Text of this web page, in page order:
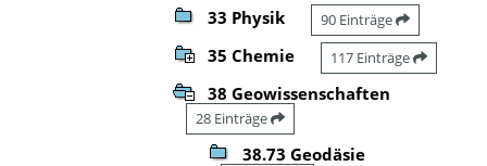
33 Physik 90 Einträge
35 Chemie 117 Einträge
38 Geowissenschaften
28 Einträge
38.73 Geodäsie